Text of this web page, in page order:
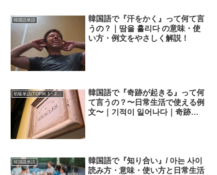
韓国語単語
韓国語で『汗をかく』って何て言
うの？｜땀을 흘리다 の意味・使
い方・例文をやさしく解説！
初級単語(TOPIK 1・2級)
韓国語で『奇跡が起きる』って何
て言うの？〜日常生活で使える例
文〜｜기적이 일어나다｜奇跡を
韓国語単語
韓国語で『知り合い』/ 아는 사이
読み方・意味・使い方と日常生活